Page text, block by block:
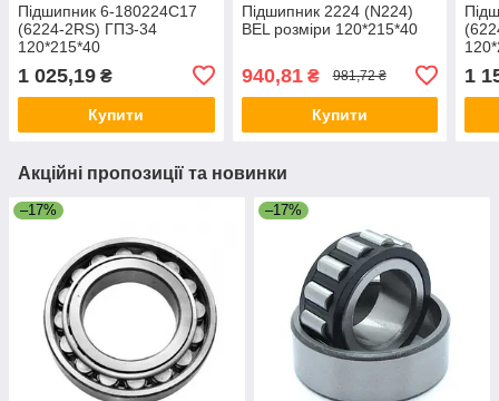
Підшипник 6-180224С17
(6224-2RS) ГПЗ-34
120*215*40
1 025,19 ₴
Купити
Підшипник 2224 (N224)
BEL розміри 120*215*40
940,81₴ 981,72 ₴
Купити
1
Акційні пропозиції та новинки
–17% –17%